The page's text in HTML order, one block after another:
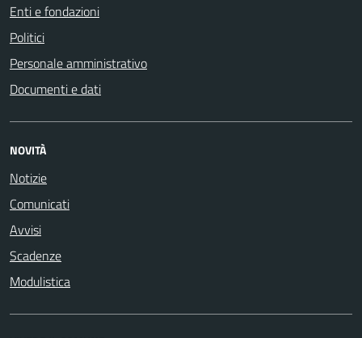
Enti e fondazioni
Politici
Personale amministrativo
Documenti e dati
NOVITÀ
Notizie
Comunicati
Avvisi
Scadenze
Modulistica